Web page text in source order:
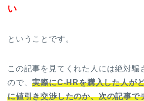
い
ということです。
この記事を見てくれた人には絶対騙
ので、実際にC-HRを購入した人が
に値引き交渉したのか、次の記事で